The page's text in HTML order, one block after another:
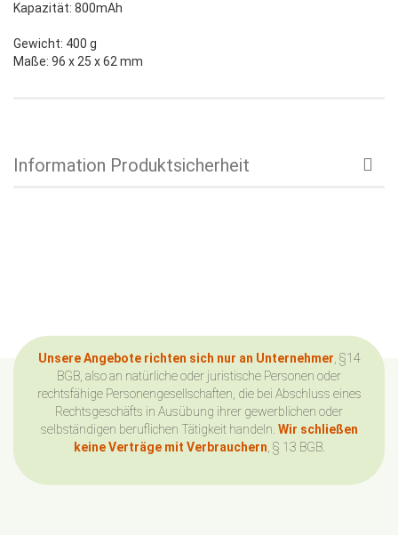
Kapazität: 800mAh
Gewicht: 400 g
Maße: 96 x 25 x 62 mm
Information Produktsicherheit
Unsere Angebote richten sich nur an Unternehmer , §14
BGB, also an natürliche oder juristische Personen oder
rechtsfähige Personengesellschaften, die bei Abschluss eines
Rechtsgeschäfts in Ausübung ihrer gewerblichen oder
selbständigen beruflichen Tätigkeit handeln. Wir schließen
keine Verträge mit Verbrauchern , § 13 BGB.